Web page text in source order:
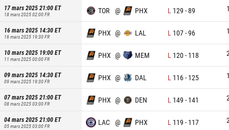
17 mars 2025 21:00ET
18 mars 2025 02:00FR TOR @ PHX L 129 -89
16 mars 2025 14:30ET
16 mars 2025 19:30FR PHX @ LAL L 107-96
10 mars 2025 19:00ET
11 mars 2025 00:00FR PHX @ MEM L 120- 118
09 mars 2025 14:30ET
09 mars 2025 19:30FR PHX @ DAL L 116- 125
07 mars 2025 21:00ET
08 mars 2025 03:00FR PHX @ DEN L 149 - 141
04 mars 2025 21:00ET
05 mars 2025 03:00FR LAC @ PHX L 119 - 117